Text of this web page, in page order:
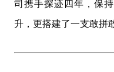
司携手探迹四年，保
升，更搭建了一支敢拼